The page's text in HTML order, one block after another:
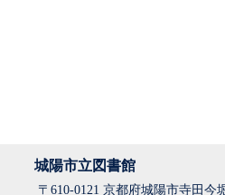
城陽市立図書館
〒610-0121 京都府城陽市寺田今